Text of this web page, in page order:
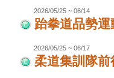
2026/05/25 ~ 06/14
跆拳道品勢
2026/05/25 ~ 06/17
柔道集訓隊